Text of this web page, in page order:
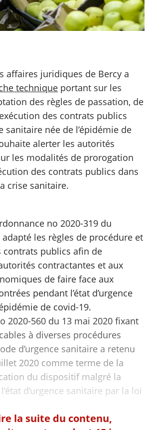
affaires juridiques de Bercy a
technique portant sur les
des règles de passation, de
des contrats publics
sanitaire née de l’épidémie de
alerter les autorités
les modalités de prorogation
des contrats publics dans
crise sanitaire.
no 2020-319 du
adapté les règles de procédure et
contrats publics afin de
contractantes et aux
de faire face aux
pendant l’état d’urgence
de covid-19.
2020-560 du 13 mai 2020 fixant
à diverses procédures
d’urgence sanitaire a retenu
2020 comme terme de la
du dispositif malgré la
d’urgence sanitaire par la loi
la suite du contenu,